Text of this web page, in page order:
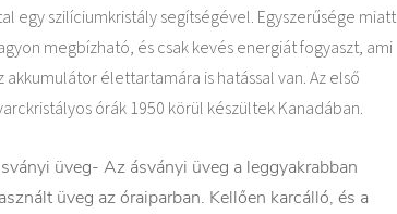
egy szilíciumkristály segítségével. Egyszerűsége miatt
megbízható, és csak kevés energiát fogyaszt, ami
akkumulátor élettartamára is hatással van. Az első
órák 1950 körül készültek Kanadában.
üveg- Az ásványi üveg a leggyakrabban
üveg az óraiparban. Kellően karcálló, és a